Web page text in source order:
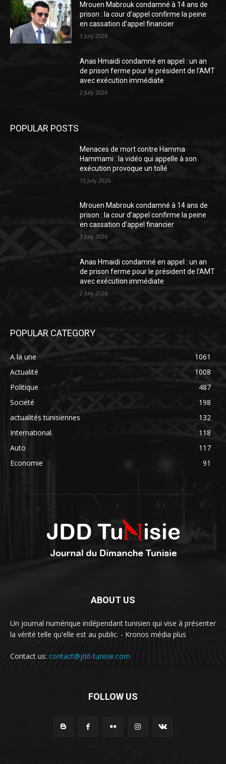
Mrouen Mabrouk condamné à 14 ans de
prison : la cour d’appel confirme la peine
en cassation d’appel financier
3 July 2026
Anas Hmaidi condamné en appel : un an
de prison ferme pour le président de l’AMT
avec exécution immédiate
2 July 2026
POPULAR POSTS
Menaces de mort contre Hamma
Hammami : la vidéo qui appelle à son
exécution provoque un tollé
15 July 2026
Mrouen Mabrouk condamné à 14 ans de
prison : la cour d’appel confirme la peine
en cassation d’appel financier
3 July 2026
Anas Hmaidi condamné en appel : un an
de prison ferme pour le président de l’AMT
avec exécution immédiate
2 July 2026
POPULAR CATEGORY
A la une
1061
Actualité
1008
Politique
487
Société
198
actualités tunisiennes
132
International
118
Auto
117
Economie
91
ABOUT US
Un journal numérique indépendant tunisien qui vise à présenter
la vérité telle qu'elle est au public. - Kronos média plus
Contact us: contact@jdd-tunisie.com
FOLLOW US